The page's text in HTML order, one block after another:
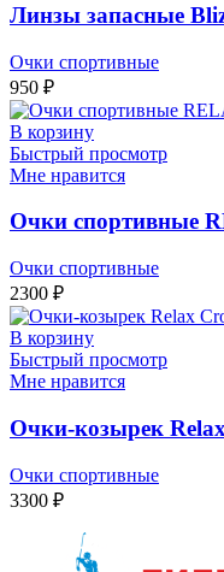
Линзы запасные
Очки спортивные
950 ₽
В корзину
Быстрый просмотр
Мне нравится
Очки спортивные
Очки спортивные
2300 ₽
В корзину
Быстрый просмотр
Мне нравится
Очки-козырек
Очки спортивные
3300 ₽